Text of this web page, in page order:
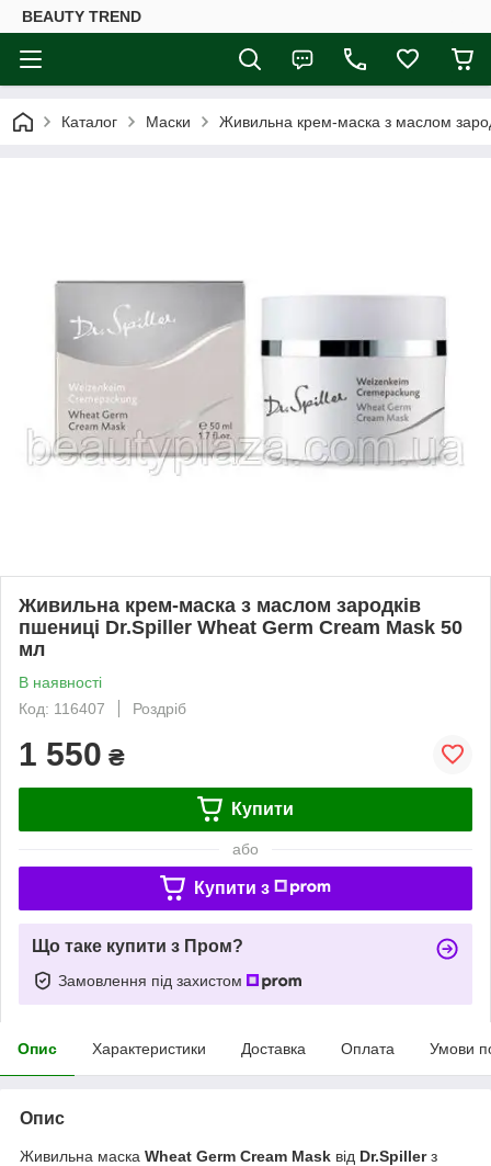
BEAUTY TREND
Каталог Маски Живильна крем-маска з маслом
Живильна крем-маска з маслом зародків
пшениці Dr.Spiller Wheat Germ Cream Mask 50
мл
В наявності
Код: 116407
Роздріб
1 550 ₴
Купити
або
Купити з
Що таке купити з Пром?
Замовлення під захистом
Опис Характеристики Доставка Оплата Умови
Опис
Живильна маска Wheat Germ Cream Mask від Dr.Spillerз